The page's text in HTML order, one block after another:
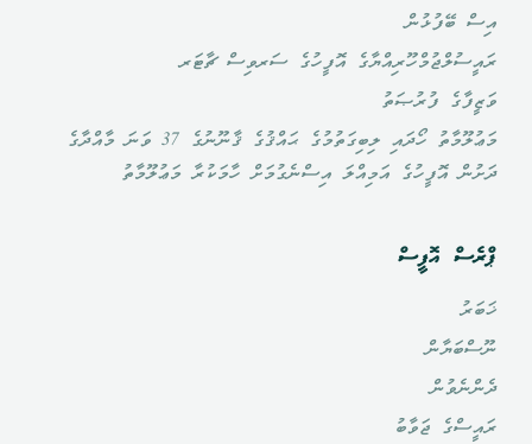
އިސް ބޭފުޅުން
ރައީސުލްޖުމްހޫރިއްޔާގެ އޮފީހުގެ ސަރވިސް ޗާޓަރ
ވަޒީފާގެ ފުރުޞަތު
މަޢުލޫމާތު ހޯދައި ލިބިގަތުމުގެ ޙައްޤުގެ ޤާނޫނުގެ 37 ވަނަ މާއްދާގެ
ދަށުން އޮފީހުގެ އަމިއްލަ އިސްނެގުމަށް ހާމަކުރާ މަޢުލޫމާތު
ޕްރެސް އޮފީސް
ޚަބަރު
ނޫސްބަޔާން
ދެންނެވުން
ރައީސްގެ ޖަވާބު